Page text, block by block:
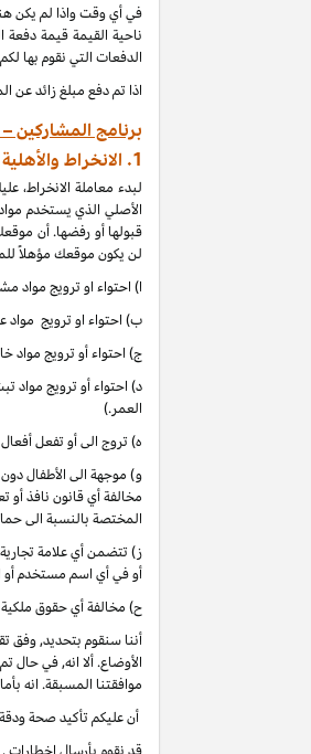
ناحية القيمة قيمة
الدفعات التي نقوم بها
اذا تم دفع مبلغ زائد عن
برنامج المشاركين
1. الانخراط والأهلية
لبدء معاملة
الأصلي الذي يستخدم
قبولها أو رفضها. أن
لن يكون موقعك مؤهلاً
ا) احتواء او ترويج مواد
ب) احتواء او ترويج مواد
ج) احتواء أو ترويج مواد
د) احتواء أو ترويج مواد
العمر.)
ه) تروج الى أو تفعل
و) موجهة الى الأطفال
مخالفة أي قانون نافذ أو
المختصة بالنسبة الى
ز) تتضمن أي علامة
أو في أي اسم مستخدم أو
ح) مخالفة أي حقوق
أننا سنقوم بتحديد, وفق
موافقتنا المسبقة. انه
أن عليكم تأكيد صحة